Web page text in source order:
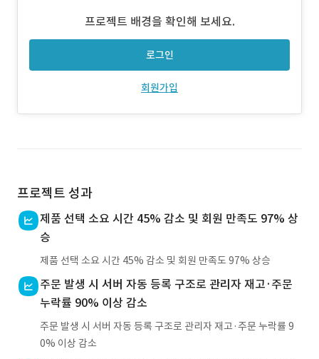
베디드 앱과 관리자 웹을 새롭게 개발하는 프로젝트를 진행
프로젝트 배경을 확인해 보세요.
로그인
회원가입
프로젝트 성과
제품 선택 소요 시간 45% 감소 및 회원 만족도 97% 상
승
제품 선택 소요 시간 45% 감소 및 회원 만족도 97% 상승
주문 발생 시 서버 자동 등록 구조로 관리자 재고·주문
누락률 90% 이상 감소
주문 발생 시 서버 자동 등록 구조로 관리자 재고·주문 누락률 9
0% 이상 감소